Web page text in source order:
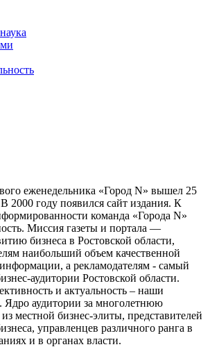
еженедельника «Город N» вышел 25
2000 году появился сайт издания. К
команда «Города N»
Миссия газеты и портала —
бизнеса в Ростовской области,
наибольший объем качественной
а рекламодателям - самый
аудитории Ростовской области.
и актуальность – наши
Ядро аудитории за многолетнюю
местной бизнес-элиты, представителей
управленцев различного ранга в
и в органах власти.